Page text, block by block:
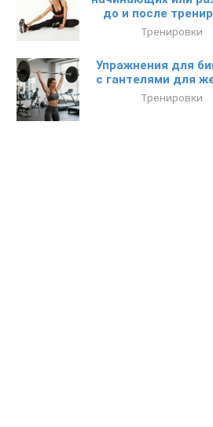
до и после
Тренировки
Упражнения для
с гантелями для
Тренировки